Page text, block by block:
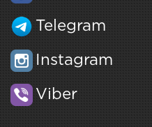
Telegram
Instagram
Viber